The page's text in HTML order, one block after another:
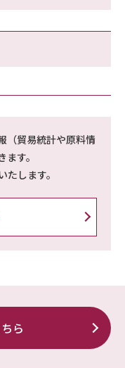
（貿易統計や原料情
す。
します。
ら